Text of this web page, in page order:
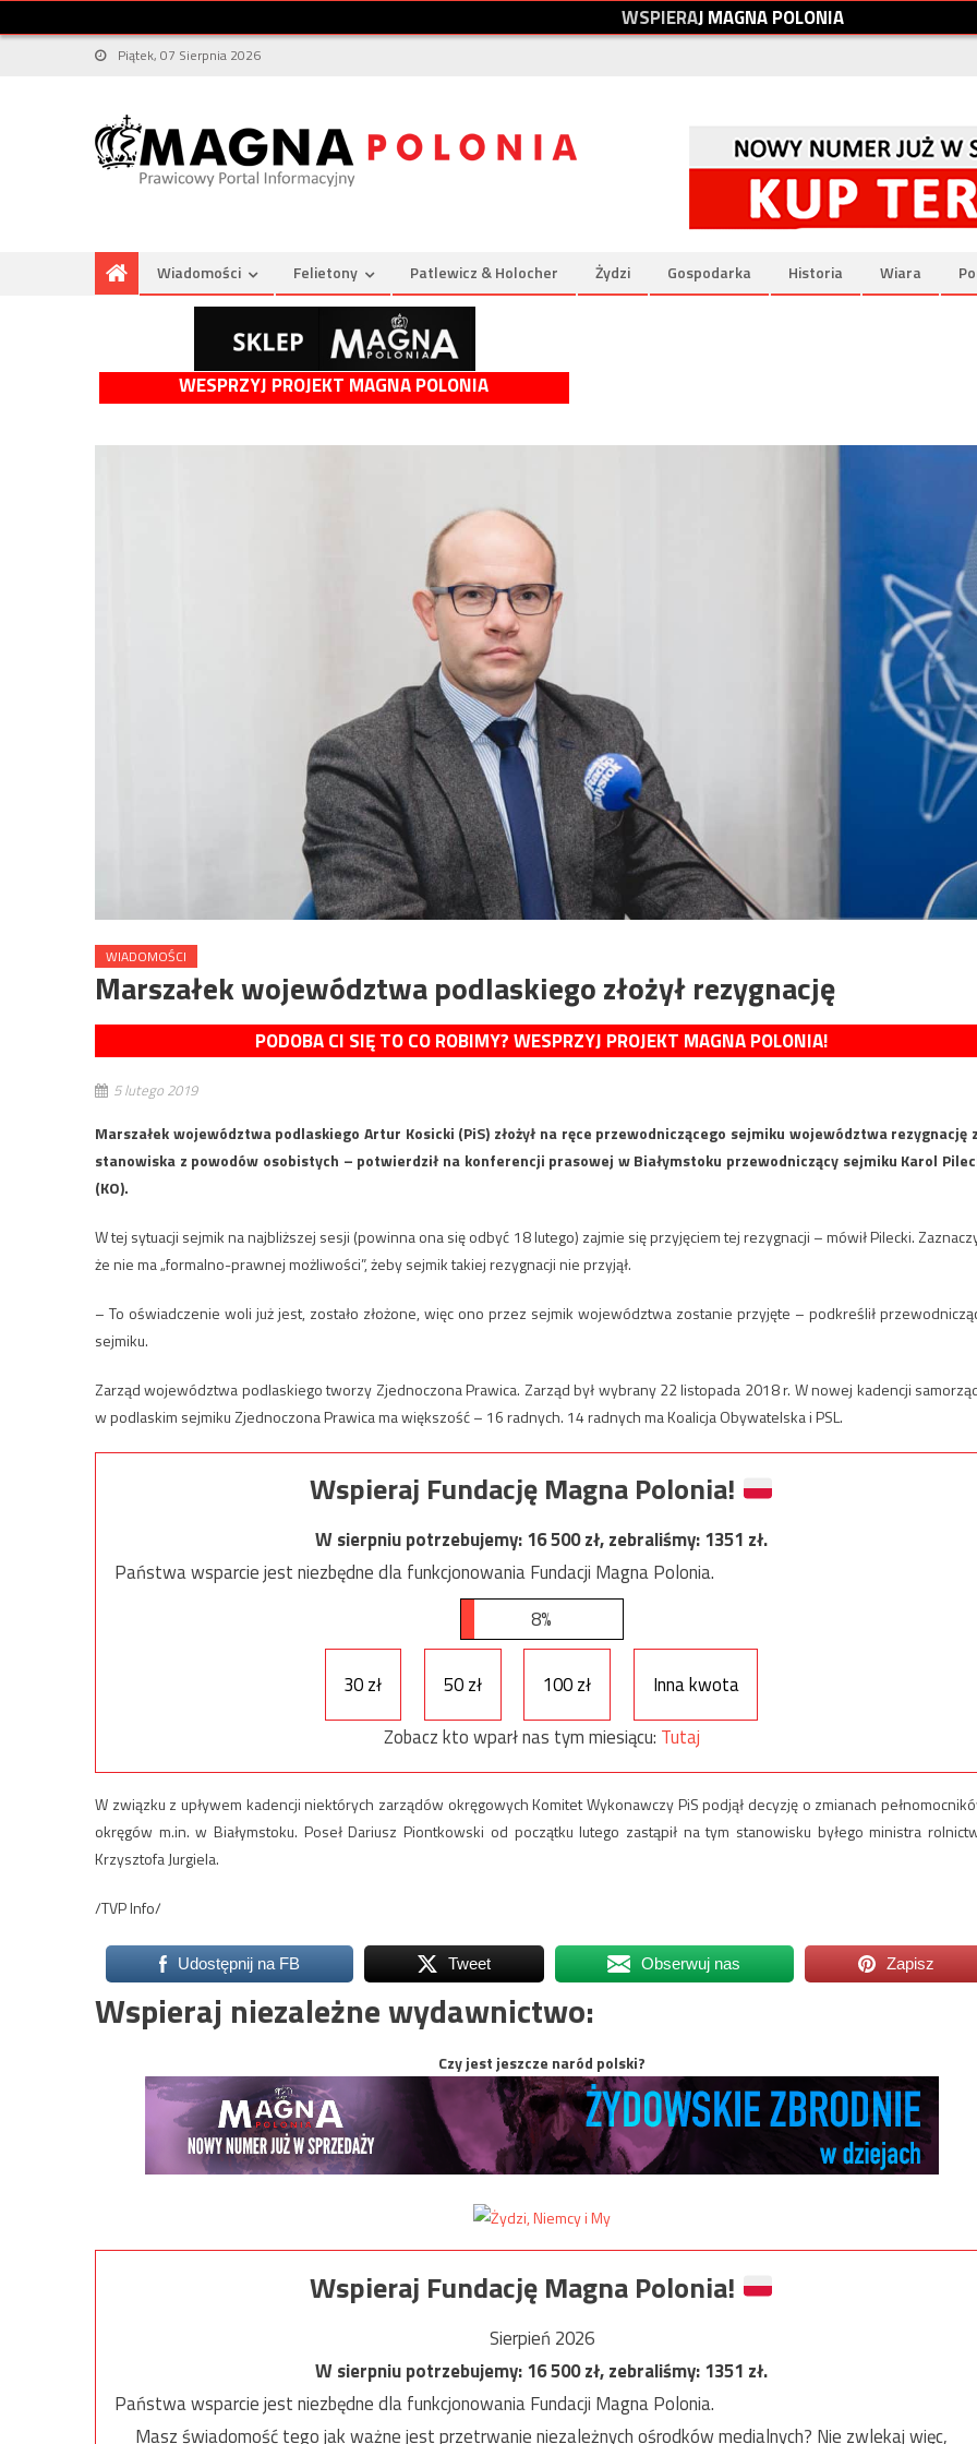
WSPIERAJMAGNAPOLONIA
Piątek, 07 Sierpnia 2026
Wiadomości Felietony Patlewicz & Holocher Żydzi Gospodarka Historia Wiara
WESPRZYJ PROJEKT MAGNA POLONIA
WIADOMOŚCI
Marszałek województwa podlaskiego złożył rezygnację
PODOBA CI SIĘ TO CO ROBIMY? WESPRZYJ PROJEKT MAGNA POLONIA!
5 lutego 2019
Marszałek województwa podlaskiego Artur Kosicki (PiS) złożył na ręce przewodniczącego sejmiku województwa rezygnację
stanowiska z powodów osobistych – potwierdził na konferencji prasowej w Białymstoku przewodniczący sejmiku Karol
(KO).
W tej sytuacji sejmik na najbliższej sesji (powinna ona się odbyć 18 lutego) zajmie się przyjęciem tej rezygnacji – mówił Pilecki.
że nie ma „formalno-prawnej możliwości”, żeby sejmik takiej rezygnacji nie przyjął.
– To oświadczenie woli już jest, zostało złożone, więc ono przez sejmik województwa zostanie przyjęte – podkreślił
sejmiku.
Zarząd województwa podlaskiego tworzy Zjednoczona Prawica. Zarząd był wybrany 22 listopada 2018 r. W nowej kadencji
w podlaskim sejmiku Zjednoczona Prawica ma większość – 16 radnych. 14 radnych ma Koalicja Obywatelska i PSL.
Wspieraj Fundację Magna Polonia!
W sierpniu potrzebujemy:16 500zł, zebraliśmy:1351 zł.
Państwa wsparcie jest niezbędne dla funkcjonowania Fundacji Magna Polonia.
8%
30 zł 50 zł 100 zł
Inna kwota
Zobacz kto wparł nas tym miesiącu: Tutaj
W związku z upływem kadencji niektórych zarządów okręgowych Komitet Wykonawczy PiS podjął decyzję o zmianach
okręgów m.in. w Białymstoku. Poseł Dariusz Piontkowski od początku lutego zastąpił na tym stanowisku byłego ministra
Krzysztofa Jurgiela.
/TVP Info/
Udostępnij na FB Tweet Obserwuj nas Zapisz
Wspieraj niezależne wydawnictwo:
Czy jest jeszcze naród polski?
Wspieraj Fundację Magna Polonia!
Sierpień 2026
W sierpniu potrzebujemy:16 500zł, zebraliśmy:1351 zł.
Państwa wsparcie jest niezbędne dla funkcjonowania Fundacji Magna Polonia.
Masz świadomość tego jak ważne jest przetrwanie niezależnych ośrodków medialnych? Nie zwlekaj więc,